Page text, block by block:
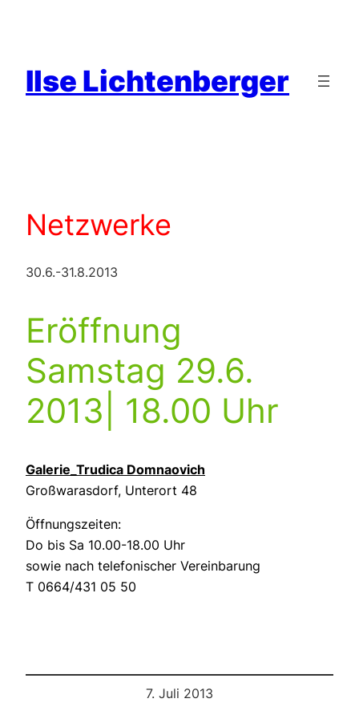
Ilse Lichtenberger
Netzwerke
30.6.-31.8.2013
Eröffnung
Samstag 29.6.
2013| 18.00 Uhr
Galerie_Trudica Domnaovich
Großwarasdorf, Unterort 48
Öffnungszeiten:
Do bis Sa 10.00-18.00 Uhr
sowie nach telefonischer Vereinbarung
T 0664/431 05 50
7. Juli 2013